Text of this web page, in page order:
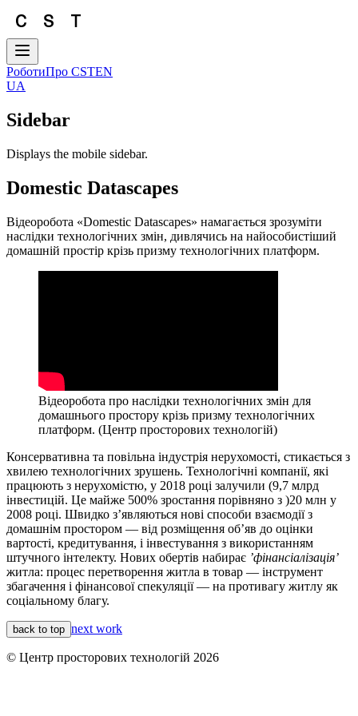
РоботиПро CSTEN
UA
Sidebar
Displays the mobile sidebar.
Domestic Datascapes
Відеоробота «Domestic Datascapes» намагається зрозуміти
наслідки технологічних змін, дивлячись на найособистіший
домашній простір крізь призму технологічних платформ.
Відеоробота про наслідки технологічних змін для
домашнього простору крізь призму технологічних
платформ. (Центр просторових технологій)
Консервативна та повільна індустрія нерухомості, стикається з
хвилею технологічних зрушень. Технологічні компанії, які
працюють з нерухомістю, у 2018 році залучили (9,7 млрд
інвестицій. Це майже 500% зростання порівняно з )20 млн у
2008 році. Швидко зʼявляються нові способи взаємодії з
домашнім простором — від розміщення обʼяв до оцінки
вартості, кредитування, і інвестування з використанням
штучного інтелекту. Нових обертів набирає ʼфінанcіалізація’
житла: процес перетворення житла в товар — інструмент
збагачення і фінансової спекуляції — на противагу житлу як
соціальному благу.
back to top next work
© Центр просторових технологій 2026